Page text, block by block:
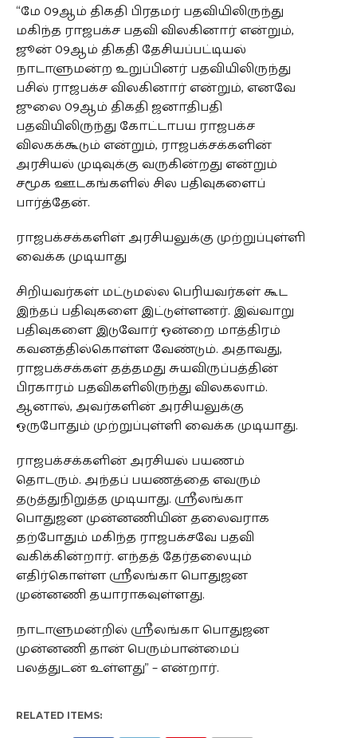
“மே 09ஆம் திகதி பிரதமர் பதவியிலிருந்து
மகிந்த ராஜபக்ச பதவி விலகினார் என்றும்,
ஜூன் 09ஆம் திகதி தேசியப்பட்டியல்
நாடாளுமன்ற உறுப்பினர் பதவியிலிருந்து
பசில் ராஜபக்ச விலகினார் என்றும், எனவே
ஜுலை 09ஆம் திகதி ஜனாதிபதி
பதவியிலிருந்து கோட்டாபய ராஜபக்ச
விலகக்கூடும் என்றும், ராஜபக்சக்களின்
அரசியல் முடிவுக்கு வருகின்றது என்றும்
சமூக ஊடகங்களில் சில பதிவுகளைப்
பார்த்தேன்.
ராஜபக்சக்களிள் அரசியலுக்கு முற்றுப்புள்ளி
வைக்க முடியாது
சிறியவர்கள் மட்டுமல்ல பெரியவர்கள் கூட
இந்தப் பதிவுகளை இட்டுள்ளனர். இவ்வாறு
பதிவுகளை இடுவோர் ஒன்றை மாத்திரம்
கவனத்தில்கொள்ள வேண்டும். அதாவது,
ராஜபக்சக்கள் தத்தமது சுயவிருப்பத்தின்
பிரகாரம் பதவிகளிலிருந்து விலகலாம்.
ஆனால், அவர்களின் அரசியலுக்கு
ஒருபோதும் முற்றுப்புள்ளி வைக்க முடியாது.
ராஜபக்சக்களின் அரசியல் பயணம்
தொடரும். அந்தப் பயணத்தை எவரும்
தடுத்துநிறுத்த முடியாது. ஸ்ரீலங்கா
பொதுஜன முன்னணியின் தலைவராக
தற்போதும் மகிந்த ராஜபக்சவே பதவி
வகிக்கின்றார். எந்தத் தேர்தலையும்
எதிர்கொள்ள ஸ்ரீலங்கா பொதுஜன
முன்னணி தயாராகவுள்ளது.
நாடாளுமன்றில் ஸ்ரீலங்கா பொதுஜன
முன்னணி தான் பெரும்பான்மைப்
பலத்துடன் உள்ளது” – என்றார்.
RELATED ITEMS: